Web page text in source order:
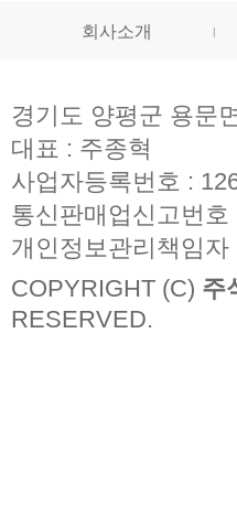
회사소개
경기도 양평군 용문
대표 : 주종혁
사업자등록번호 :
통신판매업신고번
개인정보관리책임자
COPYRIGHT (C) 주
RESERVED.